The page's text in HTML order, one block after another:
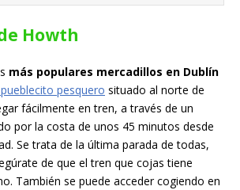
Howth
más populares mercadillos en Dublín
pesquero situado al norte de
fácilmente en tren, a través de un
por la costa de unos 45 minutos desde
Se trata de la última parada de todas,
de que el tren que cojas tiene
También se puede acceder cogiendo en